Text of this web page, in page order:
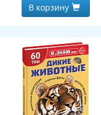
В корзину